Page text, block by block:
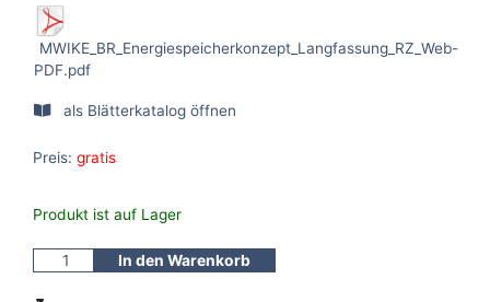
MWIKE_BR_Energiespeicherkonzept_Langfassung_RZ_Web-
PDF.pdf
als Blätterkatalog öffnen
Preis: gratis
Produkt ist auf Lager
In den Warenkorb